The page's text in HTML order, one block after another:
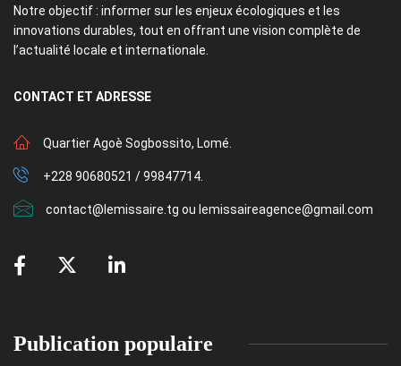
Notre objectif : informer sur les enjeux écologiques et les
innovations durables, tout en offrant une vision complète de
l’actualité locale et internationale.
CONTACT ET ADRESSE
Quartier Agoè Sogbossito, Lomé.
+228 90680521 / 99847714.
contact@lemissaire.tg ou lemissaireagence@gmail.com
Publication populaire